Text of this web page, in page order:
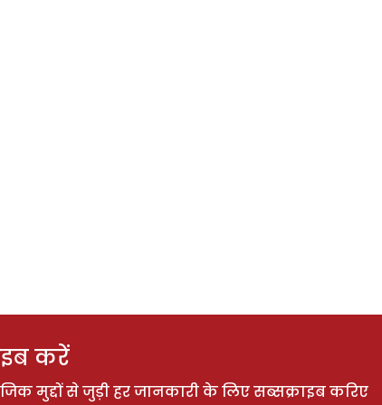
करें
मुद्दों से जुड़ी हर जानकारी के लिए सब्सक्राइब करिए